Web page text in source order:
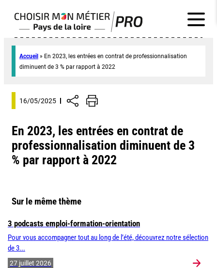
Accueil » En 2023, les entrées en contrat de professionnalisation
diminuent de 3 % par rapport à 2022
16/05/2025
En 2023, les entrées en contrat de
professionnalisation diminuent de 3
% par rapport à 2022
Sur le même thème
3 podcasts emploi-formation-orientation
Pour vous accompagner tout au long de l’été, découvrez notre sélection
de 3...
27 juillet 2026